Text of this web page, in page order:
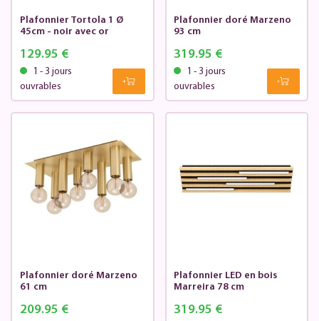
Plafonnier Tortola 1 Ø
45cm - noir avec or
129.95 €
1 - 3 jours
ouvrables
Plafonnier doré Marzeno
93 cm
319.95 €
1 - 3 jours
ouvrables
Plafonnier doré Marzeno
61 cm
209.95 €
Plafonnier LED en bois
Marreira 78 cm
319.95 €